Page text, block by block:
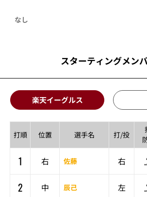
なし
スターティングメン
楽天イーグルス
打順 位置 選手名 打/投
1 右 佐藤 右
2
中 辰己 左